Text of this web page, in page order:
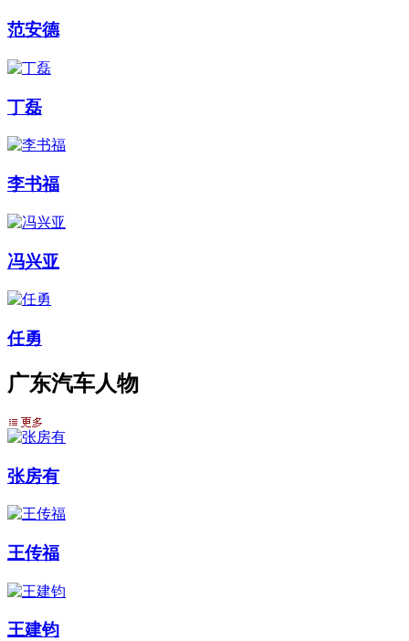
范安德
丁磊
李书福
冯兴亚
任勇
广东汽车人物
张房有
王传福
王建钧